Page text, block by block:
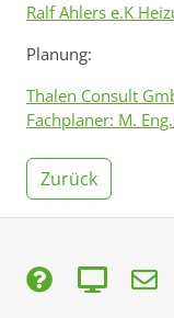
Ralf Ahlers e.K
Planung:
Thalen Consult
Fachplaner: M.
Zurück